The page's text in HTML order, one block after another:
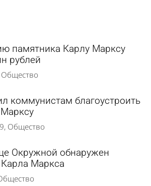
памятника Карлу Марксу
рублей
Общество
коммунистам благоустроить
Общество
Окружной обнаружен
Маркса